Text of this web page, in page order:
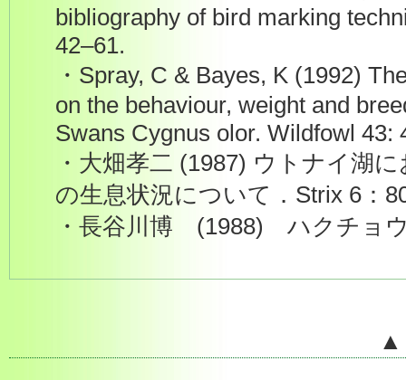
bibliography of bird marking
42–61.
・Spray, C & Bayes, K (1992)
on the behaviour, weight and
Swans Cygnus olor. Wildfowl 43:
・大畑孝二 (1987) ウトナイ湖
の生息状況について．Strix 6：
・長谷川博 (1988) ハクチョ
▲